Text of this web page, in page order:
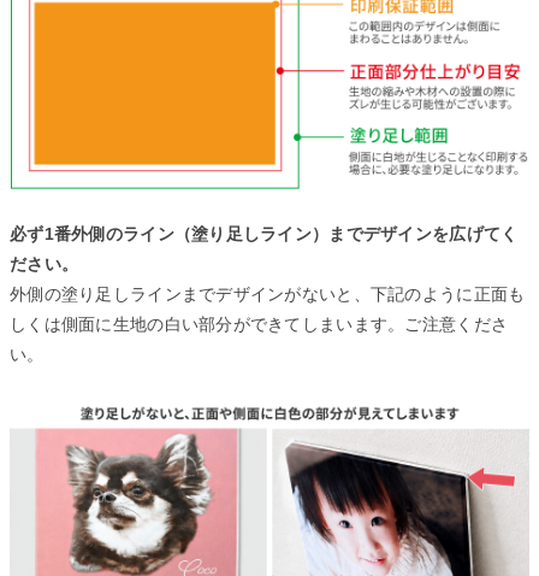
必ず1番外側のライン（塗り足しライン）までデザインを広げてく
ださい。
外側の塗り足しラインまでデザインがないと、下記のように正面も
しくは側面に生地の白い部分ができてしまいます。ご注意くださ
い。